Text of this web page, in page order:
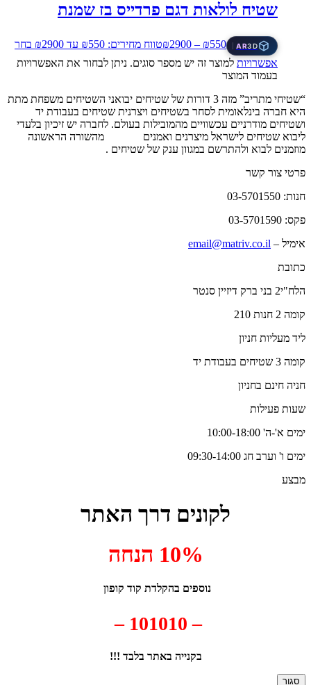
שטיח לולאות דגם פרדייס בז שמנת
3D
AR
₪550
–
₪2900 טווח מחירים: ⁦₪550⁩ עד ⁦₪2900⁩
בחר
אפשרויות למוצר זה יש מספר סוגים. ניתן לבחור את האפשרויות
בעמוד המוצר
“שטיחי מתריב” מזה 3 דורות של שטיחים יבואני השטיחים משפחת מתת
היא חברה בינלאומית לסחר בשטיחים ויצרנית שטיחים בעבודת יד
ושטיחים מודרניים עכשוויים מהמובילות בעולם. לחברה יש זיכיון בלעדי
ליבוא שטיחים לישראל מיצרנים ואמנים
מהשורה הראשונה
מוזמנים לבוא ולהתרשם במגוון ענק של שטיחים .
פרטי צור קשר
חנות: 03-5701550
פקס: 03-5701590
אימיל – email@matriv.co.il
כתובת
הלח"י2 בני ברק דיזיין סנטר
קומה 2 חנות 210
ליד מעליות חניון
קומה 3 שטיחים בעבודת יד
חניה חינם בחניון
שעות פעילות
ימים א'-ה' 10:00-18:00
ימים ו' וערב חג 09:30-14:00
מבצע
לקונים דרך האתר
נוספים בהקלדת קוד קופון
– 101010 –
בקנייה באתר בלבד !!!
סגור